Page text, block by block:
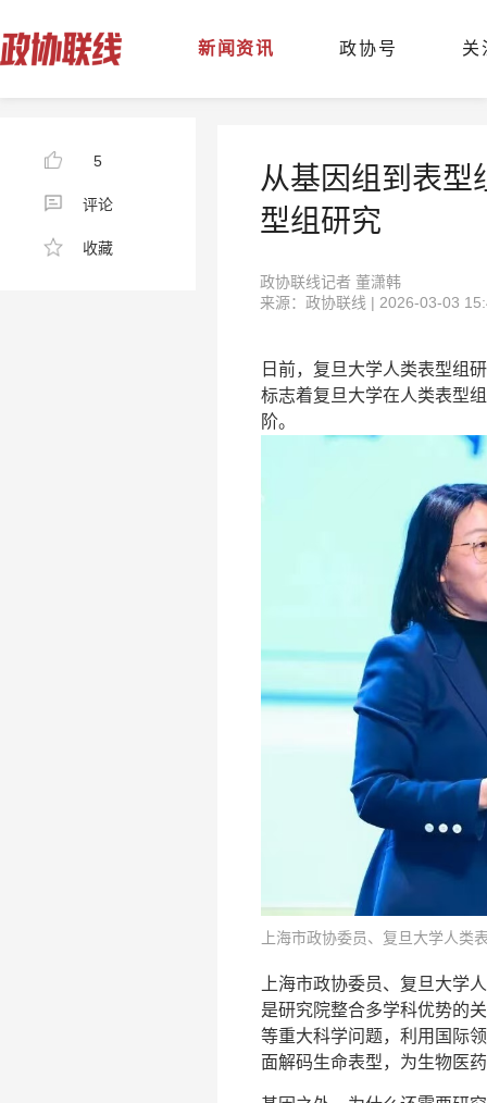
新闻资讯 政协号 关
5
评论
收藏
从基因组到表型
型组研究
政协联线记者 董潇韩
来源：政协联线 | 2026-03-03
日前，复旦大学人类表型组
标志着复旦大学在人类表型
阶。
上海市政协委员、复旦大学人
上海市政协委员、复旦大学
是研究院整合多学科优势的
等重大科学问题，利用国际
面解码生命表型，为生物医